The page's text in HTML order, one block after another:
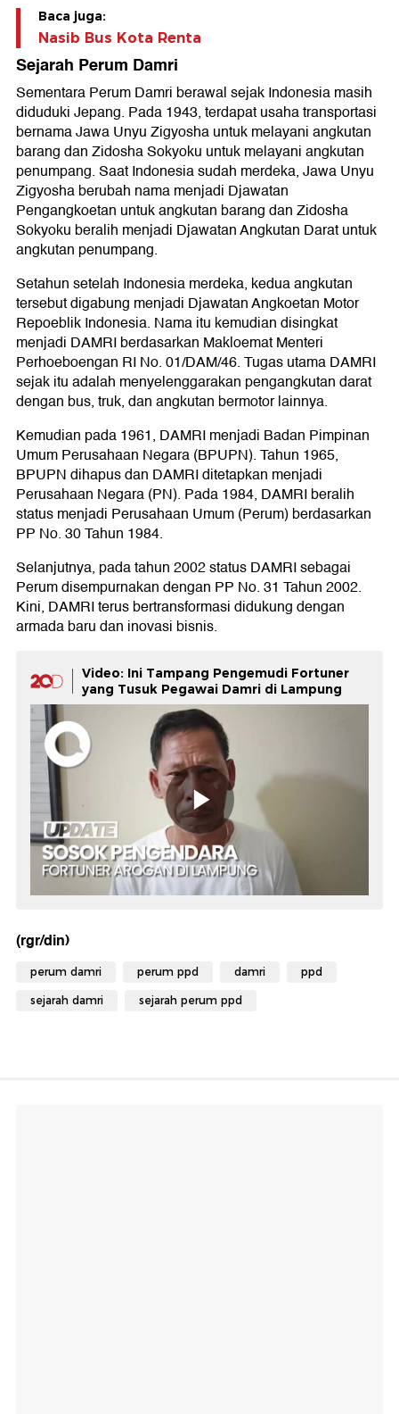
Baca juga:
Nasib Bus Kota Renta
Sejarah Perum Damri
Sementara Perum Damri berawal sejak Indonesia masih
diduduki Jepang. Pada 1943, terdapat usaha transportasi
bernama Jawa Unyu Zigyosha untuk melayani angkutan
barang dan Zidosha Sokyoku untuk melayani angkutan
penumpang. Saat Indonesia sudah merdeka, Jawa Unyu
Zigyosha berubah nama menjadi Djawatan
Pengangkoetan untuk angkutan barang dan Zidosha
Sokyoku beralih menjadi Djawatan Angkutan Darat untuk
angkutan penumpang.
Setahun setelah Indonesia merdeka, kedua angkutan
tersebut digabung menjadi Djawatan Angkoetan Motor
Repoeblik Indonesia. Nama itu kemudian disingkat
menjadi DAMRI berdasarkan Makloemat Menteri
Perhoeboengan RI No. 01/DAM/46. Tugas utama DAMRI
sejak itu adalah menyelenggarakan pengangkutan darat
dengan bus, truk, dan angkutan bermotor lainnya.
Kemudian pada 1961, DAMRI menjadi Badan Pimpinan
Umum Perusahaan Negara (BPUPN). Tahun 1965,
BPUPN dihapus dan DAMRI ditetapkan menjadi
Perusahaan Negara (PN). Pada 1984, DAMRI beralih
status menjadi Perusahaan Umum (Perum) berdasarkan
PP No. 30 Tahun 1984.
Selanjutnya, pada tahun 2002 status DAMRI sebagai
Perum disempurnakan dengan PP No. 31 Tahun 2002.
Kini, DAMRI terus bertransformasi didukung dengan
armada baru dan inovasi bisnis.
Video: Ini Tampang Pengemudi Fortuner
yang Tusuk Pegawai Damri di Lampung
(rgr/din)
perum damri perum ppd damri ppd
sejarah damri sejarah perum ppd